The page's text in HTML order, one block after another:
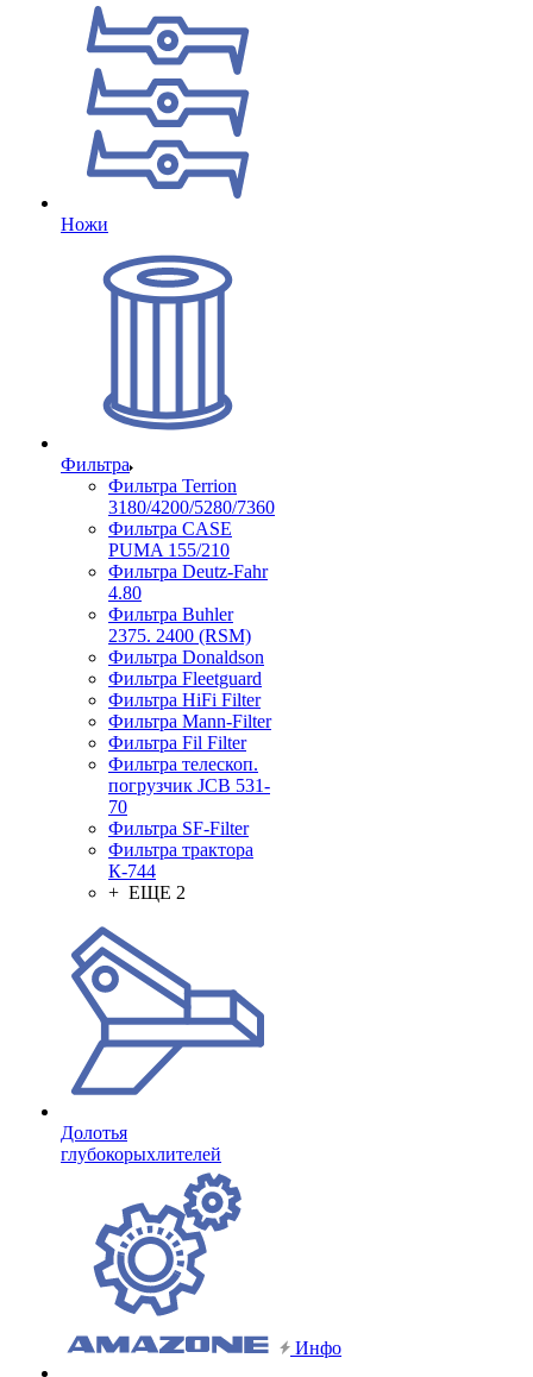
Ножи
Фильтра
Фильтра Terrion
3180/4200/5280/7360
Фильтра CASE
PUMA 155/210
Фильтра Deutz-Fahr
4.80
Фильтра Buhler
2375. 2400 (RSM)
Фильтра Donaldson
Фильтра Fleetguard
Фильтра HiFi Filter
Фильтра Mann-Filter
Фильтра Fil Filter
Фильтра телескоп.
погрузчик JCB 531-
70
Фильтра SF-Filter
Фильтра трактора
К-744
+ ЕЩЕ 2
Долотья
глубокорыхлителей
Инфо